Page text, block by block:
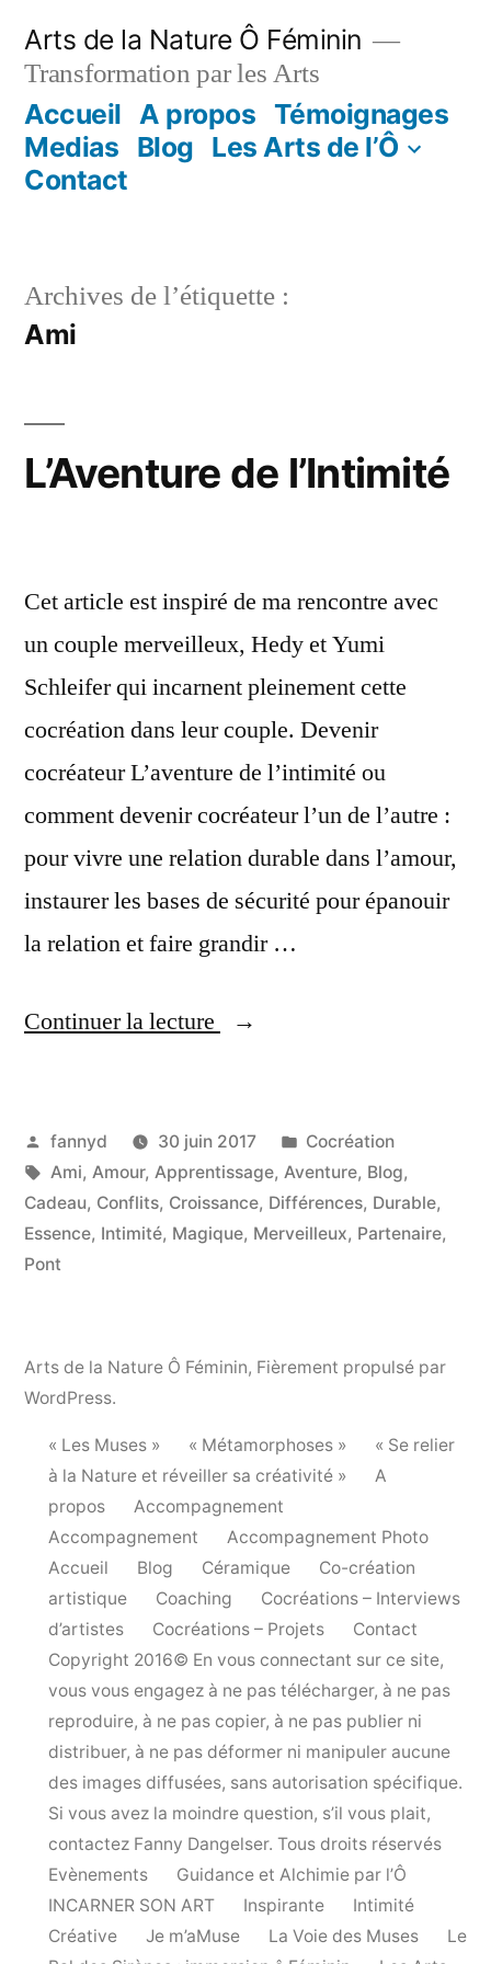
contenu
Arts de la Nature Ô Féminin
Transformation par les Arts
Accueil A propos Témoignages
Medias Blog Les Arts de l’Ô
Contact
Archives de l’étiquette :
Ami
L’Aventure de l’Intimité
Cet article est inspiré de ma rencontre avec
un couple merveilleux, Hedy et Yumi
Schleifer qui incarnent pleinement cette
cocréation dans leur couple. Devenir
cocréateur L’aventure de l’intimité ou
comment devenir cocréateur l’un de l’autre :
pour vivre une relation durable dans l’amour,
instaurer les bases de sécurité pour épanouir
la relation et faire grandir …
Continuer la lecture
« L’Aventure de
Publié
par
fannyd 30 juin 2017
Publié
dans
Cocréation
Étiquettes :
Ami, Amour, Apprentissage, Aventure, Blog,
Cadeau, Conflits, Croissance, Différences, Durable,
Essence, Intimité, Magique, Merveilleux, Partenaire,
Pont
Arts de la Nature Ô Féminin, Fièrement propulsé par
WordPress.
« Les Muses » « Métamorphoses »
« Se relier
à la Nature et réveiller sa créativité »
A
propos
Accompagnement
Accompagnement
Accompagnement Photo
Accueil
Blog Céramique
Co-création
artistique
Coaching
Cocréations – Interviews
d’artistes
Cocréations – Projets
Contact
Copyright 2016© En vous connectant sur ce site,
vous vous engagez à ne pas télécharger, à ne pas
reproduire, à ne pas copier, à ne pas publier ni
distribuer, à ne pas déformer ni manipuler aucune
des images diffusées, sans autorisation spécifique.
Si vous avez la moindre question, s’il vous plait,
contactez Fanny Dangelser. Tous droits réservés
Evènements
Guidance et Alchimie par l’Ô
INCARNER SON ART
Inspirante
Intimité
Créative
Je m’aMuse La Voie des Muses
Le